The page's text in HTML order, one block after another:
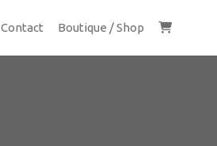
Contact Boutique / Shop